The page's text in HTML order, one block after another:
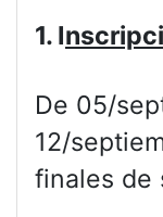
1. I
De 05/
12/
finales de